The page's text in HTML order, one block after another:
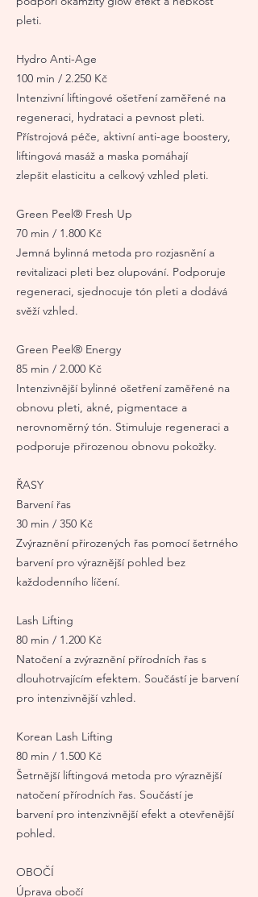
pleti.
Hydro Anti-Age
100 min / 2.250 Kč
Intenzivní liftingové ošetření zaměřené na
regeneraci, hydrataci a pevnost pleti.
Přístrojová péče, aktivní anti-age boostery,
liftingová masáž a maska pomáhají
zlepšit elasticitu a celkový vzhled pleti.
Green Peel® Fresh Up
70 min / 1.800 Kč
Jemná bylinná metoda pro rozjasnění a
revitalizaci pleti bez olupování. Podporuje
regeneraci, sjednocuje tón pleti a dodává
svěží vzhled.
Green Peel® Energy
85 min / 2.000 Kč
Intenzivnější bylinné ošetření zaměřené na
obnovu pleti, akné, pigmentace a
nerovnoměrný tón. Stimuluje regeneraci a
podporuje přirozenou obnovu pokožky.
ŘASY
Barvení řas
30 min / 350 Kč
Zvýraznění přirozených řas pomocí šetrného
barvení pro výraznější pohled bez
každodenního líčení.
Lash Lifting
80 min / 1.200 Kč
Natočení a zvýraznění přírodních řas s
dlouhotrvajícím efektem. Součástí je barvení
pro intenzivnější vzhled.
Korean Lash Lifting
80 min / 1.500 Kč
Šetrnější liftingová metoda pro výraznější
natočení přírodních řas. Součástí je
barvení pro intenzivnější efekt a otevřenější
pohled.
OBOČÍ
Úprava obočí